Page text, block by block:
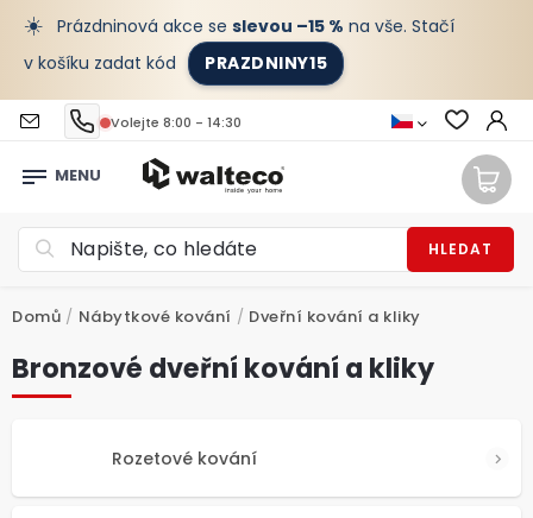
☀️ Prázdninová akce se slevou –15 % na vše. Stačí
v košíku zadat kód
PRAZDNINY15
Volejte 8:00 - 14:30
HLEDAT
Domů / Nábytkové kování / Dveřní kování a kliky
Bronzové dveřní kování a kliky
Rozetové kování